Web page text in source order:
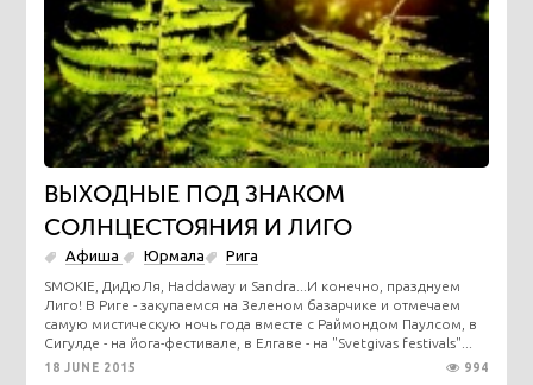
ВЫХОДНЫЕ ПОД ЗНАКОМ
СОЛНЦЕСТОЯНИЯ И ЛИГО
Афиша Юрмала Рига
SMOKIE, ДиДюЛя, Haddaway и Sandra...И конечно, празднуем
Лиго! В Риге - закупаемся на Зеленом базарчике и отмечаем
самую мистическую ночь года вместе с Раймондом Паулсом, в
Сигулде - на йога-фестивале, в Елгаве - на "Svetgivas festivals"...
18 JUNE 2015 994